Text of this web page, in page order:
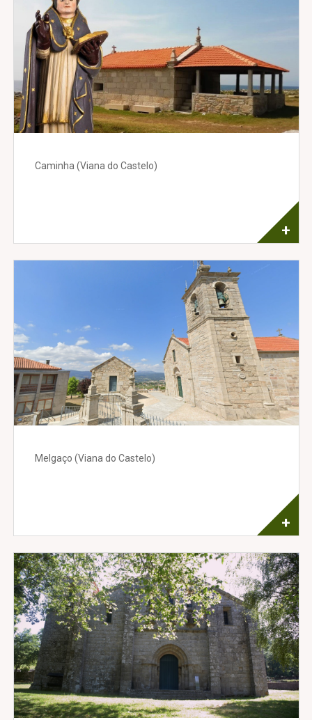
Caminha (Viana do Castelo)
+
Melgaço (Viana do Castelo)
+